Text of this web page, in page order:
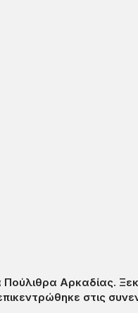
Πούλιθρα Αρκαδίας.
στις